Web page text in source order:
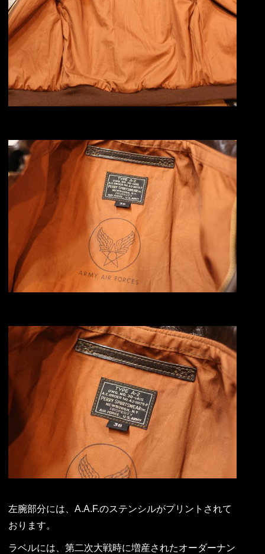
左腕部分には、A.A.F.のステンシルがプリントされて
おります。
ラベルには、第二次大戦時に増産されたオーダーナン